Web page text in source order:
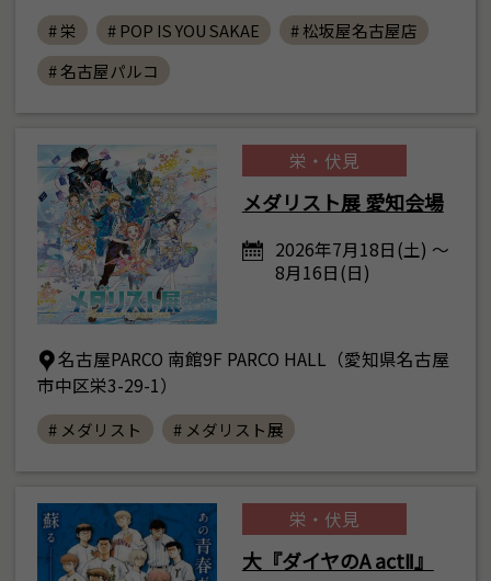
# 栄 # POP IS YOU SAKAE
# 松坂屋名古屋店
# 名古屋パルコ
栄・伏見
メダリスト展 愛知会場
2026年7月18日(土) ～
8月16日(日)
名古屋PARCO 南館9F PARCO HALL（愛知県名古屋
市中区栄3-29-1）
# メダリスト # メダリスト展
栄・伏見
大『ダイヤのA actⅡ』